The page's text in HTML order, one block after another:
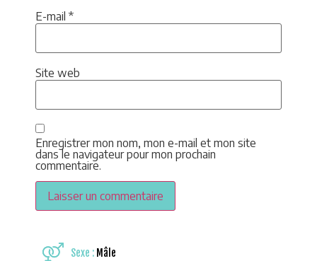
E-mail *
Site web
Enregistrer mon nom, mon e-mail et mon site
dans le navigateur pour mon prochain
commentaire.
Sexe : Mâle